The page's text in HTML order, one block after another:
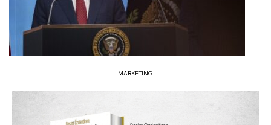
MARKETING